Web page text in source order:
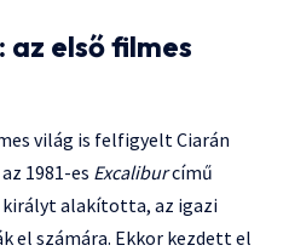
első filmes
világ is felfigyelt Ciarán
1981-es Excaliburcímű
alakította, az igazi
el számára. Ekkor kezdett el